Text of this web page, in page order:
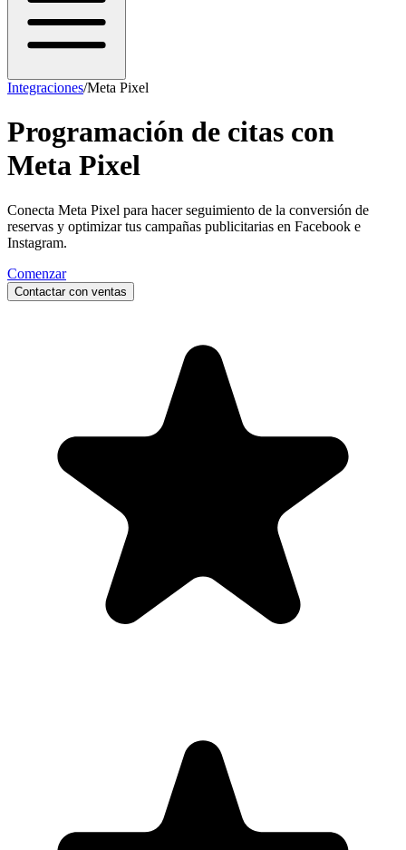
Integraciones/Meta Pixel
Programación de citas con
Meta Pixel
Conecta Meta Pixel para hacer seguimiento de la conversión de
reservas y optimizar tus campañas publicitarias en Facebook e
Instagram.
Comenzar
Contactar con ventas